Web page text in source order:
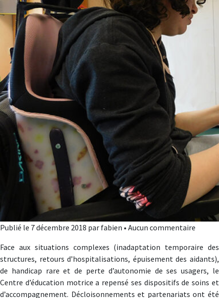
Publié le 7 décembre 2018 par fabien • Aucun commentaire
Face aux situations complexes (inadaptation temporaire des
structures, retours d’hospitalisations, épuisement des aidants),
de handicap rare et de perte d’autonomie de ses usagers, le
Centre d’éducation motrice a repensé ses dispositifs de soins et
d’accompagnement. Décloisonnements et partenariats ont été